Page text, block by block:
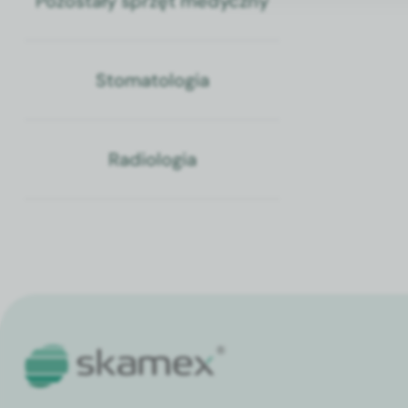
Stomatologia
Radiologia